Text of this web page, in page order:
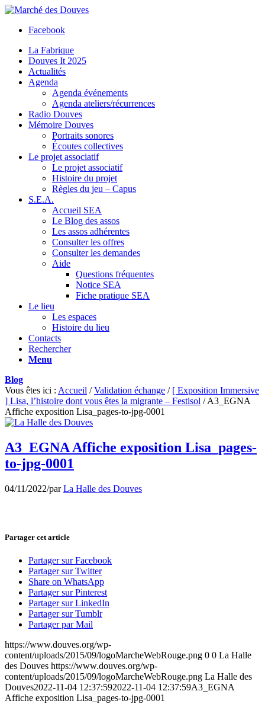
Facebook
La Fabrique
Douves It 2025
Actualités
Agenda
Agenda événements
Agenda ateliers/récurrences
Radio Douves
Mémoire Douves
Portraits sonores
Écoutes collectives
Le projet associatif
Le projet associatif
Histoire du projet
Règles du jeu – Capus
S.E.A.
Accueil SEA
Le Blog des assos
Les assos adhérentes
Consulter les offres
Consulter les demandes
Aide
Questions fréquentes
Notice SEA
Fiche pratique SEA
Le lieu
Les espaces
Histoire du lieu
Contacts
Rechercher
Menu
Blog
Vous êtes ici : Accueil / Validation échange / [ Exposition Immersive
] Lisa, l’histoire dont vous êtes la migrante – Festisol / A3_EGNA
Affiche exposition Lisa_pages-to-jpg-0001
A3_EGNA Affiche exposition Lisa_pages-
to-jpg-0001
04/11/2022/parLa Halle des Douves
Partager cet article
Partager sur Facebook
Partager sur Twitter
Share on WhatsApp
Partager sur Pinterest
Partager sur LinkedIn
Partager sur Tumblr
Partager par Mail
https://www.douves.org/wp-
content/uploads/2015/09/logoMarcheWebRouge.png 0 0 La Halle
des Douves https://www.douves.org/wp-
content/uploads/2015/09/logoMarcheWebRouge.png La Halle des
Douves2022-11-04 12:37:592022-11-04 12:37:59A3_EGNA
Affiche exposition Lisa_pages-to-jpg-0001